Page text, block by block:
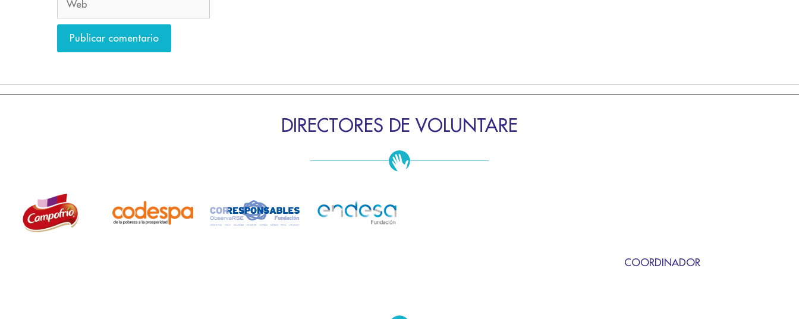
DIRECTORES DE VOLUNTARE
COORDINADOR